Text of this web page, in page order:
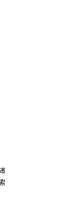
in new window